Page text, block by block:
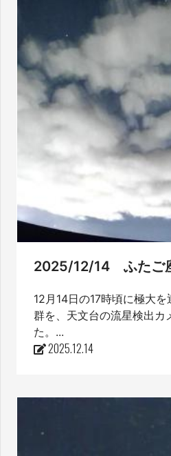
2025/12/14 ふたご
12月14日の17時頃に極大
群を、天文台の流星検出カ
た。...
2025.12.14